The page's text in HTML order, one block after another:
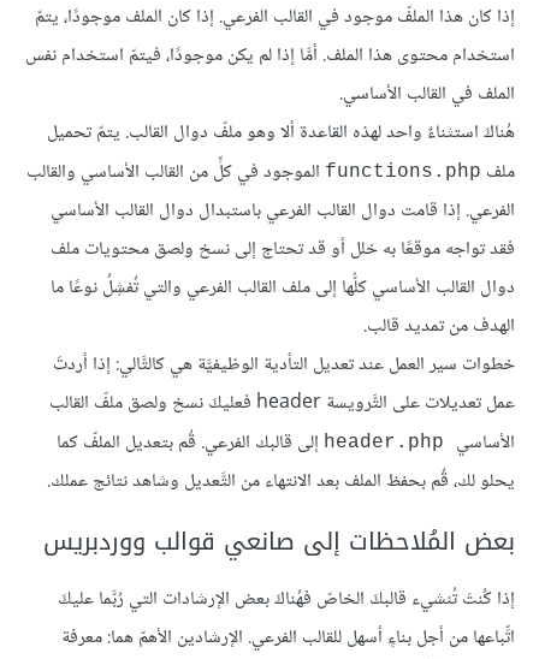
إذا كان هذا الملفّ موجود في القالب الفرعي. إذا كان الملف موجودًا، يتمّ
استخدام محتوى هذا الملف. أمَّا إذا لم يكن موجودًا، فيتمّ استخدام نفس
الملف في القالب الأساسي.
هُناكَ استثناءٌ واحد لهذه القاعدة ألا وهو ملفّ دوال القالب. يتمّ تحميل
ملف functions.php الموجود في كلٍّ من القالب الأساسي والقالب
الفرعي. إذا قامت دوال القالب الفرعي باستبدال دوال القالب الأساسي
فقد تواجه موقعًا به خلل أو قد تحتاج إلى نسخ ولصق محتويات ملف
دوال القالب الأساسي كلُّها إلى ملف القالب الفرعي والتي تُفشِلُ نوعًا ما
الهدف من تمديد قالب.
خطوات سير العمل عند تعديل التأدية الوظيفيَّة هي كالتَّالي: إذا أردتَ
عمل تعديلات على التَّرويسة header فعليكَ نسخ ولصق ملفّ القالب
الأساسي
إلى قالبك الفرعي. قُم بتعديل الملفّ كما
يحلو لك، قُم بحفظ الملف بعد الانتهاء من التَّعديل وشاهد نتائج عملك.
بعض المُلاحظات إلى صانعي قوالب ووردبريس
إذا كُنتَ تُنشيء قالبكَ الخاصّ فهُناكَ بعض الإرشادات التي رُبَّما عليكَ
اتِّباعها من أجل بناءٍ أسهل للقالب الفرعي. الإرشادين الأهمّ هما: معرفة